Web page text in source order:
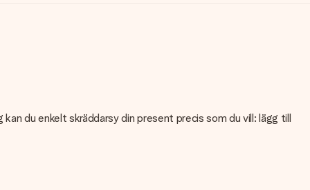
du enkelt skräddarsy din present precis som du vill: lägg till